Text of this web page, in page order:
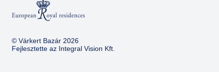
© Várkert Bazár 2026
Fejlesztette az Integral Vision Kft.